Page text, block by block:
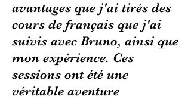
avantages que j'ai tirés des
cours de français que j'ai
suivis avec Bruno, ainsi que
mon expérience. Ces
sessions ont été une
véritable aventure